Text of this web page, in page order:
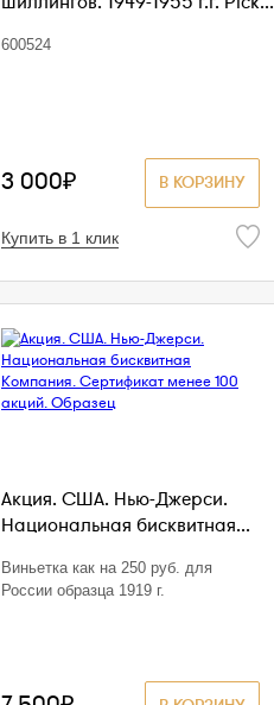
600524
В КОРЗИНУ
3 000₽
Купить в 1 клик
Акция. США. Нью-Джерси.
Национальная бисквитная...
Виньетка как на 250 руб. для
России образца 1919 г.